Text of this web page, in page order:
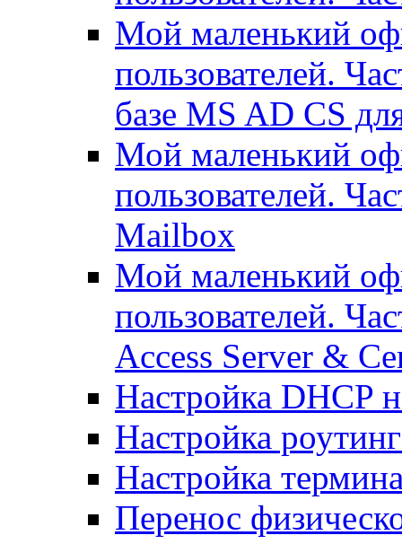
Мой маленький
пользователей.
базе MS AD CS
Мой маленький
пользователей.
Mailbox
Мой маленький
пользователей.
Access Server &
Настройка DHCP
Настройка
Настройка
Перенос